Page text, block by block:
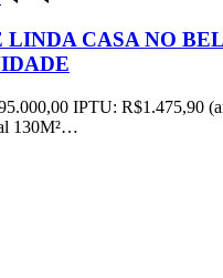
LINDA CASA NO
IPTU: R$1.475,90
130M²…